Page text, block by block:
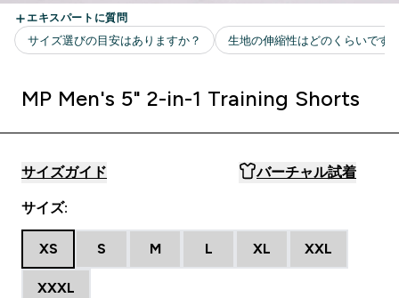
MP Men's 5" 2-in-1 Training Shorts
サイズガイド バーチャル試着
サイズ:
XS S M L XL XXL
XXXL